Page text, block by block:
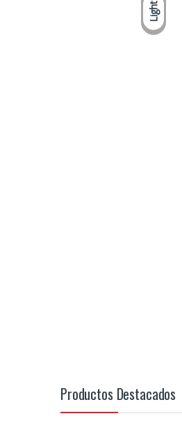
Light
Productos Destacados